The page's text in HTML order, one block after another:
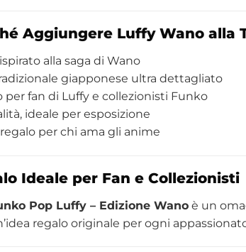
Aggiungere Luffy Wano alla
alla saga di Wano
giapponese ultra dettagliato
per fan di Luffy e collezionisti Funko
ideale per esposizione
per chi ama gli anime
Ideale per Fan e Collezionisti
Pop Luffy – Edizione Wanoè un
regalo originale per ogni